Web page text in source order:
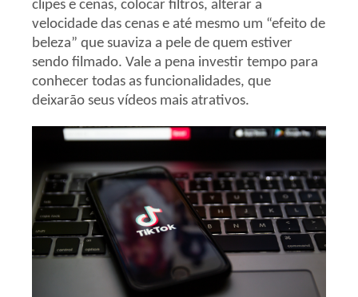
clipes e cenas, colocar filtros, alterar a
velocidade das cenas e até mesmo um “efeito de
beleza” que suaviza a pele de quem estiver
sendo filmado. Vale a pena investir tempo para
conhecer todas as funcionalidades, que
deixarão seus vídeos mais atrativos.